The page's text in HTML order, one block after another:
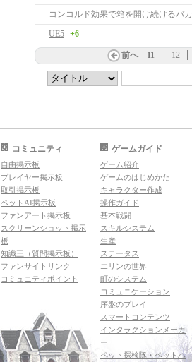
コンコルド効果で箱を開け続けるバカ
UE5 +6
前へ 11 12
コミュニティ
自由掲示板
プレイヤー掲示板
取引掲示板
ペットAI掲示板
ファンアート掲示板
スクリーンショット掲示
板
知識王（質問掲示板）
ファンサイトリンク
コミュニティポイント
ゲームガイド
ゲーム紹介
ゲームのはじめかた
キャラクター作成
操作ガイド
基本戦闘
スキルシステム
生産
ステータス
エリンの世界
町のシステム
コミュニケーション
序盤のプレイ
スマートコンテンツ
インタラクションメーカ
ー
ペット探検隊・ペットハ